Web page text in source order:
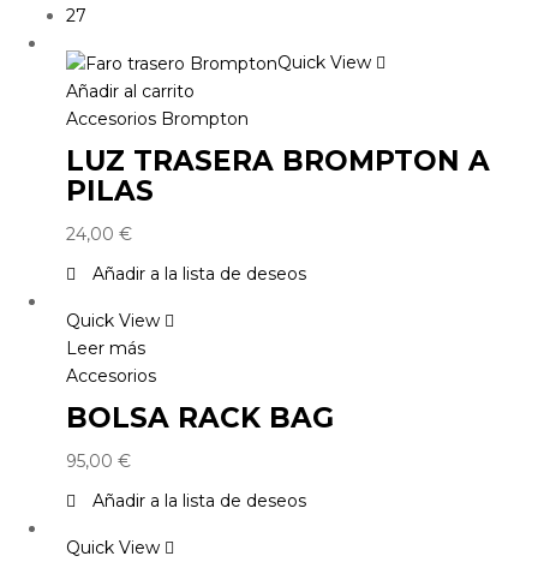
27
Quick View
Añadir al carrito
Accesorios Brompton
LUZ TRASERA BROMPTON A
PILAS
24,00 €
Añadir a la lista de deseos
Quick View
Leer más
Accesorios
BOLSA RACK BAG
95,00 €
Añadir a la lista de deseos
Quick View